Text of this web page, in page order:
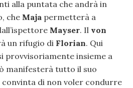
alla puntata che andrà in
che Maja permetterà a
Mayser. Il von
un rifugio di Florian. Qui
provvisoriamente insieme a
manifesterà tutto il suo
di non voler condurre